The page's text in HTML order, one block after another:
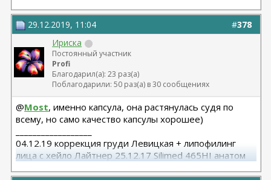
#378
29.12.2019, 11:04
Ириска
Постоянный участник
Profi
Благодарил(а): 23 раз(а)
Поблагодарили: 50 раз(а) в 30 сообщениях
@Most, именно капсула, она растянулась судя по
всему, но само качество капсулы хорошее)
04.12.19 коррекция груди Левицкая + липофилинг
лица с хейло Лайтнер 25.12.17 Silimed 465HI анатом